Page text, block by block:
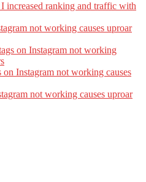
increased ranking and traffic with
not working causes uproar
on Instagram not working
on Instagram not working causes
not working causes uproar